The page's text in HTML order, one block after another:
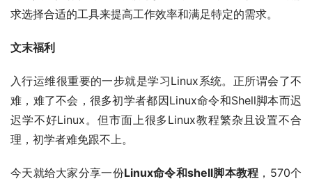
求选择合适的工具来提高工作效率和满足特定的需求。
文末福利
入行运维很重要的一步就是学习Linux系统。正所谓会了不
难，难了不会，很多初学者都因Linux命令和Shell脚本而迟
迟学不好Linux。但市面上很多Linux教程繁杂且设置不合
理，初学者难免跟不上。
今天就给大家分享一份Linux命令和shell脚本教程 ，570个